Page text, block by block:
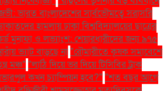
ভারত বাংলাদেশের সার্বভৌমত্বে সরাসরি
হামলায় ঢাকা বিশ্ববিদ্যালয়ের ছাত্রের
মুনাফা ও লভ্যাংশ: শেয়ারধারীদের জন্য ৯৭৫
ভ্যাট বাড়ছে না"রৌমারীতে কৃষক সমাবেশে
মঞ্চ" "লাঠি দিয়ে ভর দিয়ে টিসিবির ট্রাক
কখন চ্যাম্পিয়ন হবে?" "শত বছর আগে